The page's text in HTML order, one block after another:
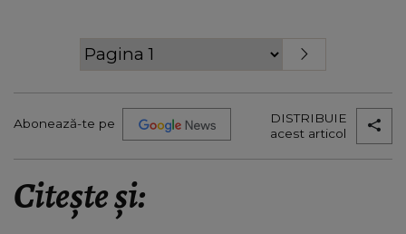
Abonează-te pe
DISTRIBUIE
acest articol
Citește și: